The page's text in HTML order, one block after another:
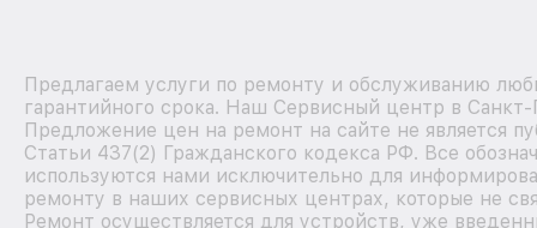
Предлагаем услуги по ремонту и обслуживанию
гарантийного срока. Наш Сервисный центр в
Предложение цен на ремонт на сайте не является
Статьи 437(2) Гражданского кодекса РФ. Все
используются нами исключительно для
ремонту в наших сервисных центрах, которые не
Ремонт осуществляется для устройств, уже